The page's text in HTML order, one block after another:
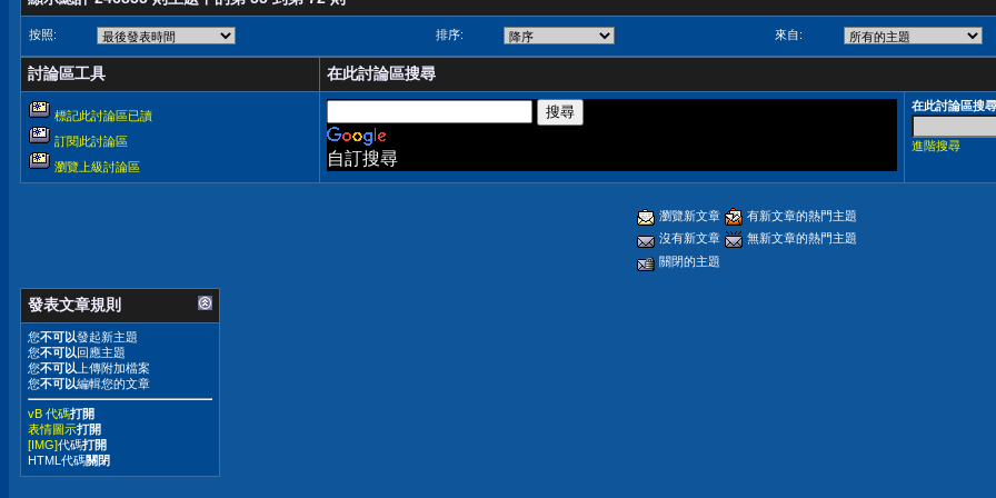
按照: 排序: 來自:
討論區工具 在此討論區搜尋
標記此討論區已讀
訂閱此討論區
瀏覽上級討論區
自訂搜尋
在此討論區搜尋
進階搜尋
瀏覽新文章
有新文章的熱門主題
沒有新文章
無新文章的熱門主題
關閉的主題
發表文章規則
您不可以發起新主題
您不可以回應主題
您不可以 上傳附加檔案
您不可以編輯您的文章
vB 代碼打開
表情圖示打開
[IMG]代碼打開
HTML代碼關閉